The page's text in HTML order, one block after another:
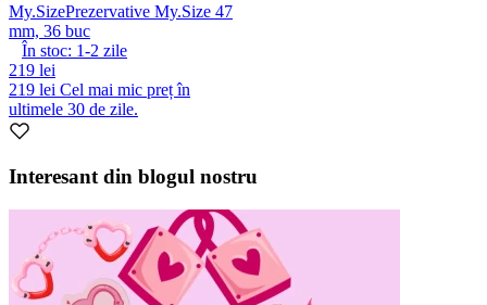
My.SizePrezervative My.Size 47
mm, 36 buc
În stoc: 1-2 zile
219 lei
219 lei Cel mai mic preț în
ultimele 30 de zile.
Interesant din blogul nostru